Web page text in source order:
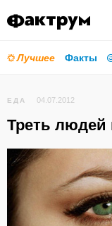
Лучшее Факты
ЕДА 04.07.2012
Треть людей